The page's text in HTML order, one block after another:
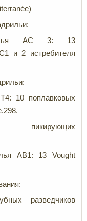
AC 3: 13
и 2 истребителя
10 поплавковых
пикирующих
AB1: 13 Vought
разведчиков